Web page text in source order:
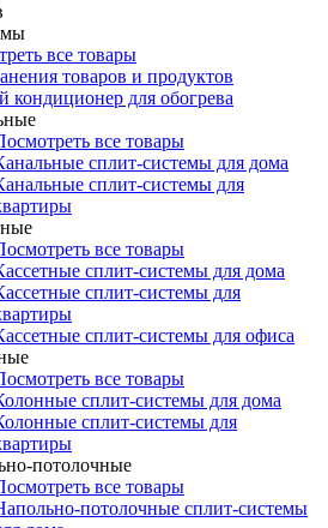
все товары
товаров и продуктов
кондиционер для обогрева
все товары
сплит-системы для дома
сплит-системы для
все товары
сплит-системы для дома
сплит-системы для
сплит-системы для офиса
все товары
сплит-системы для дома
сплит-системы для
потолочные
все товары
потолочные сплит-системы